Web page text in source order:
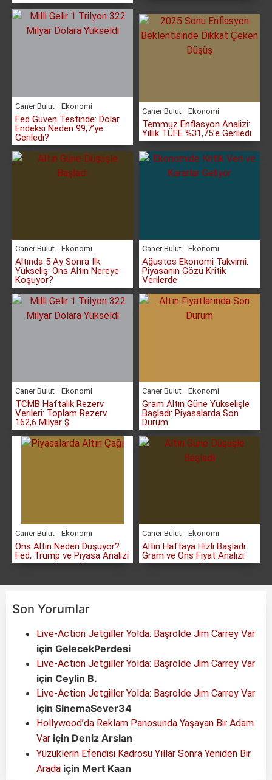
Caner Bulut Ekonomi
Fed Güven Testinde: Dolar
Endeksi Neden 99,7’ye
Geriledi?
Caner Bulut Ekonomi
Temmuz Enflasyon Analizi:
Yıllık TÜFE %31,75’e Geriledi
Caner Bulut Ekonomi
Altında 5 Ay Sonra İlk
Yükseliş: Ons Altın Nereye
Koşuyor?
Caner Bulut Ekonomi
Ağustos Ekonomi Takvimi:
Piyasanın Gözü Kritik
Verilerde
Caner Bulut Ekonomi
TCMB Haftalık Rezerv
Verileri: Toplam Rezerv
162,6 Milyar $
Caner Bulut Ekonomi
Gram Altın Güne Yükselişle
Başladı: Piyasalarda Son
Durum
Caner Bulut Ekonomi
Ons Altın Neden Düşüyor?
Fed, Trump ve Piyasa Analizi
Caner Bulut Ekonomi
Altın Haftaya Hızlı Başladı:
Gram ve Ons Fiyat Analizi
Son Yorumlar
Live-Action Jetgiller Yolda: Başrolde Jim Carrey Var
için GelecekPerdesi
Live-Action Jetgiller Yolda: Başrolde Jim Carrey Var
için Ceylin B.
Live-Action Jetgiller Yolda: Başrolde Jim Carrey Var
için SinemaSever34
Hollywood’da Reklam Panosunda Yaşayan Bir Adam
Var için Deniz Arslan
Yüzüklerin Efendisi Kadrosu Yıllar Sonra Yeniden Bir
Arada için Mert Kaan